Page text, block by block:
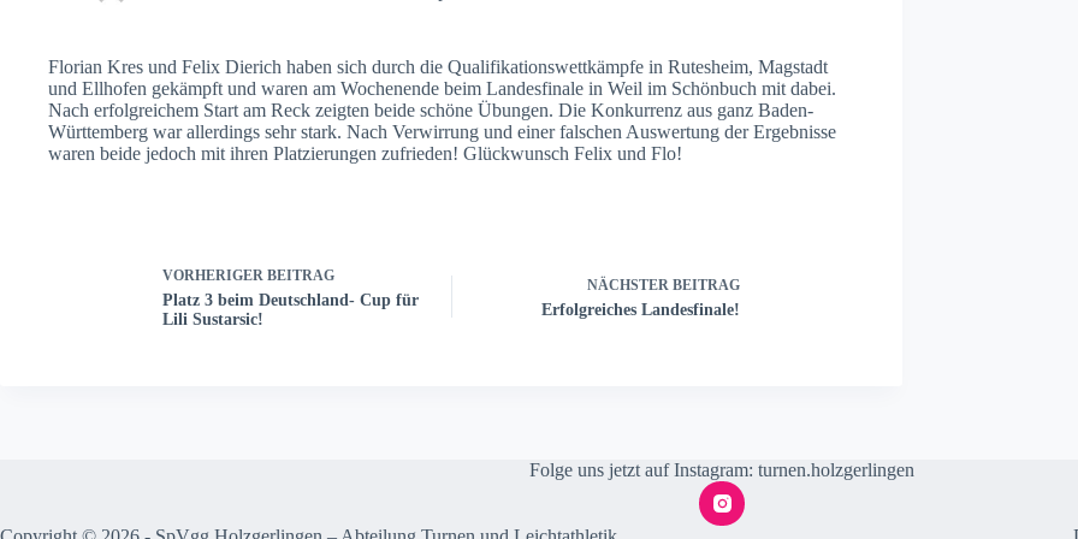
Florian Kres und Felix Dierich haben sich durch die Qualifikationswettkämpfe in Rutesheim, Magstadt
und Ellhofen gekämpft und waren am Wochenende beim Landesfinale in Weil im Schönbuch mit dabei.
Nach erfolgreichem Start am Reck zeigten beide schöne Übungen. Die Konkurrenz aus ganz Baden-
Württemberg war allerdings sehr stark. Nach Verwirrung und einer falschen Auswertung der Ergebnisse
waren beide jedoch mit ihren Platzierungen zufrieden! Glückwunsch Felix und Flo!
VORHERIGER BEITRAG
Platz 3 beim Deutschland- Cup für
Lili Sustarsic!
NÄCHSTER BEITRAG
Erfolgreiches Landesfinale!
Folge uns jetzt auf Instagram: turnen.holzgerlingen